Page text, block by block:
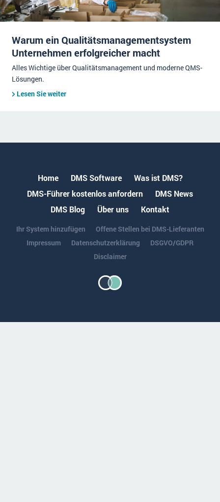
Warum ein Qualitätsmanagementsystem
Unternehmen erfolgreicher macht
Alles Wichtige über Qualitätsmanagement und moderne QMS-
Lösungen.
Lesen Sie weiter
Home DMS Software
Was ist DMS?
DMS-Führer kostenlos anfordern
DMS News
DMS Blog
Über uns Kontakt
Ihr System hinzufügen
Offene Stellen bei DMS-Lieferanten
Impressum
Datenschutzerklärung
DSGVO/GDPR
Disclaimer